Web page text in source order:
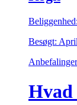
Besøgt:
Anbefalinger